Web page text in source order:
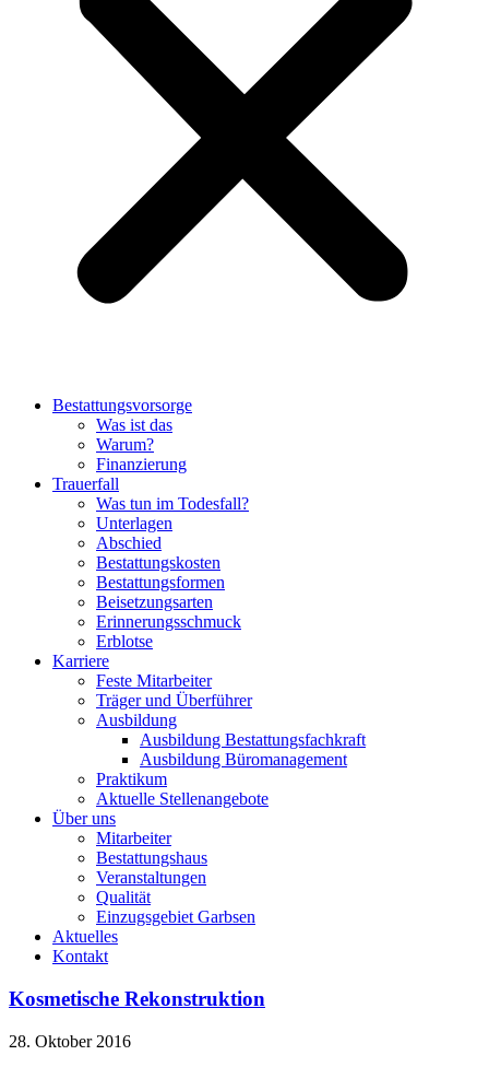
Bestattungsvorsorge
Was ist das
Warum?
Finanzierung
Trauerfall
Was tun im Todesfall?
Unterlagen
Abschied
Bestattungskosten
Bestattungsformen
Beisetzungsarten
Erinnerungsschmuck
Erblotse
Karriere
Feste Mitarbeiter
Träger und Überführer
Ausbildung
Ausbildung Bestattungsfachkraft
Ausbildung Büromanagement
Praktikum
Aktuelle Stellenangebote
Über uns
Mitarbeiter
Bestattungshaus
Veranstaltungen
Qualität
Einzugsgebiet Garbsen
Aktuelles
Kontakt
Kosmetische Rekonstruktion
28. Oktober 2016